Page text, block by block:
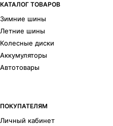
КАТАЛОГ ТОВАРОВ
Зимние шины
Летние шины
Колесные диски
Аккумуляторы
Автотовары
ПОКУПАТЕЛЯМ
Личный кабинет